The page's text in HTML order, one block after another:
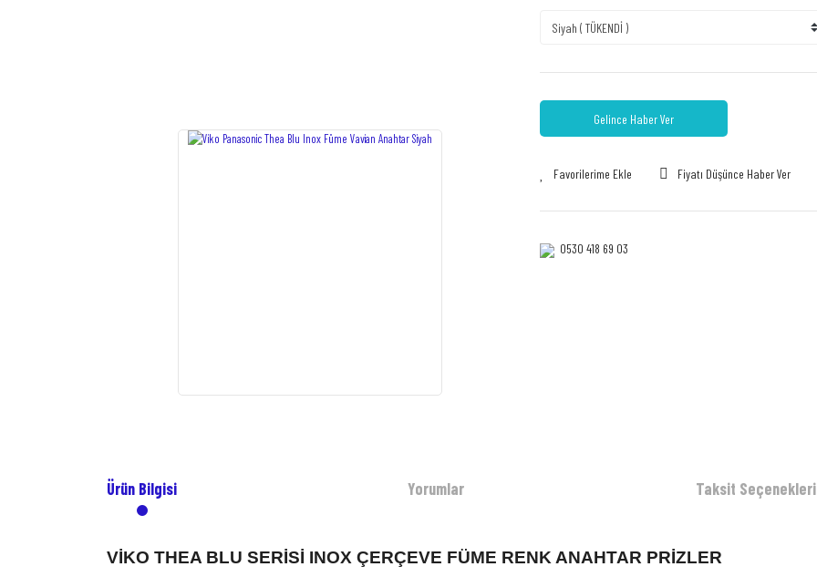
Gelince Haber Ver
Fiyatı Düşünce Haber Ver
0530 418 69 03‎‎
Ürün Bilgisi Yorumlar Taksit Seçenekleri
VİKO THEA BLU SERİSİ INOX ÇERÇEVE FÜME RENK ANAHTAR PRİZLER